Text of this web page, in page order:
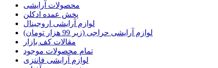
محصولات آرایشی
پخش عمده ادکلن
لوازم آرایشی اروجینال
لوازم آرایشی حراجی (زیر 99 هزار تومان)
مقالات کف بازار
تمام محصولات موجود
لوازم آرایشی فانتزی